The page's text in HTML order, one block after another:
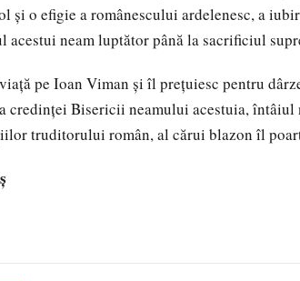
şi o efigie a românescului ardelenesc, a
acestui neam luptător până la sacrificiul
pe Ioan Viman şi îl preţuiesc pentru
credinţei Bisericii neamului acestuia,
truditorului român, al cărui blazon îl